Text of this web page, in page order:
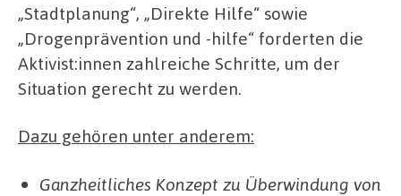
„Stadtplanung“, „Direkte Hilfe“ sowie
„Drogenprävention und -hilfe“ forderten die
Aktivist:innen zahlreiche Schritte, um der
Situation gerecht zu werden.
Dazu gehören unter anderem:
Ganzheitliches Konzept zu Überwindung von